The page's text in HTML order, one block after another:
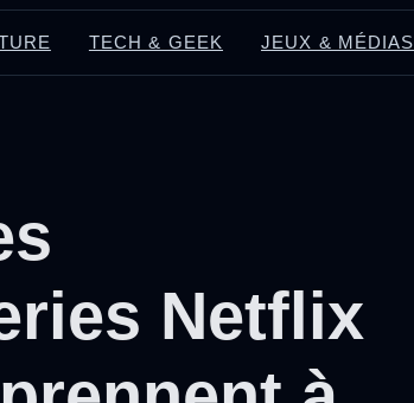
TECH & GEEK JEUX & MÉDIAS
Netflix